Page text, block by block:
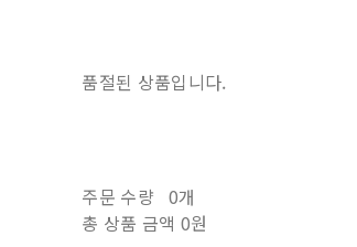
품절된 상품입니다.
주문 수량 0개
총 상품 금액 0원